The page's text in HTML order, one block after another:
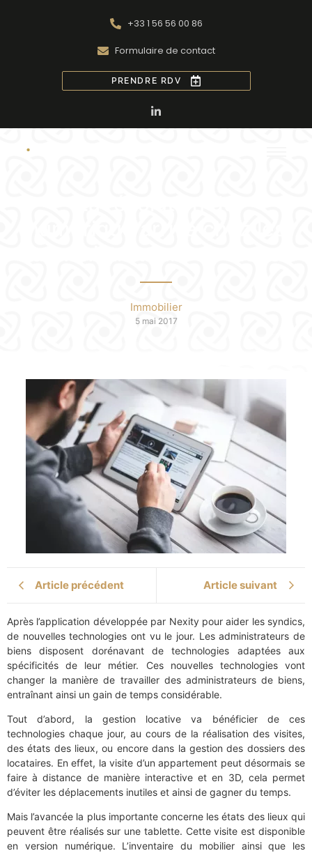
+33 1 56 56 00 86
Formulaire de contact
PRENDRE RDV
Immobilier
5 mai 2017
Article précédent Article suivant
Après l’application développée par Nexity pour aider les syndics,
de nouvelles technologies ont vu le jour. Les administrateurs de
biens disposent dorénavant de technologies adaptées aux
spécificités de leur métier. Ces nouvelles technologies vont
changer la manière de travailler des administrateurs de biens,
entraînant ainsi un gain de temps considérable.
Tout d’abord, la gestion locative va bénéficier de ces
technologies chaque jour, au cours de la réalisation des visites,
des états des lieux, ou encore dans la gestion des dossiers des
locataires. En effet, la visite d’un appartement peut désormais se
faire à distance de manière interactive et en 3D, cela permet
d’éviter les déplacements inutiles et ainsi de gagner du temps.
Mais l’avancée la plus importante concerne les états des lieux qui
peuvent être réalisés sur une tablette. Cette visite est disponible
en version numérique. L’inventaire du mobilier ainsi que les